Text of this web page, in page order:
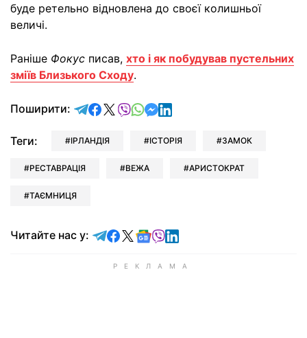
буде ретельно відновлена до своєї колишньої
величі.
Раніше Фокус писав, хто і як побудував пустельних
зміїв Близького Сходу.
Поширити: відправити у Telegram
поділитись у Facebook
поділитись у X
відправити у Viber
відправити у Whatsapp
відправити у Messenger
відправити у LinkedIn
Теги: ІРЛАНДІЯ ІСТОРІЯ ЗАМОК
РЕСТАВРАЦІЯ ВЕЖА АРИСТОКРАТ
ТАЄМНИЦЯ
Читайте нас у: Читайте у Telegram
Читайте у Facebook
Читайте у X
Читайте у Google news
Читайте у Viber
Читайте у LinkedIn